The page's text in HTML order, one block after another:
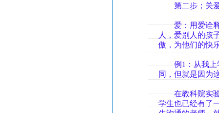
第二步；关爱
爱：用爱诠释
人，爱别人的孩
傲，为他们的快
例1：从我上学
同，但就是因为
在教科院实验
学生也已经有了